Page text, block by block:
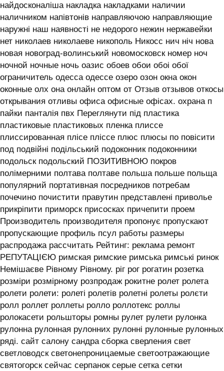
найдосконаліша накладка накладками наличии
наличником напівтонів направляючою направляющие
наружні наш наявності не недорого нежин нержавейки
нет николаев николаеве никополь Никосс нич ніч нова
новая новоград-волинський новомосковск номер ноч
ночной ночные ночь оазис обоев обои обоі обої
ограничитель одесса одессе озеро озон окна окон
оконные олх она онлайн оптом от Отзыв отзывов откосы
открывания отливы офиса офисные офісах. охрана п
пайки панталія пвх Переглянути під пластика
пластиковые пластиковых пленка плиссе
плиссированная плісе пліссе плюс плюсы по повісити
под подвійні подільський подоконник подоконники
подольск подольский ПОЗИТИВНОЮ покров
полімерними полтава полтаве польша польше польща
популярний портативная посредников потребам
почечино почистити правутин представлені приволье
прикріпити приморск присосках причепити проем
Производитель производителя пропонує пропускают
пропускающие профиль псул работы размеры
распродажа рассчитать Рейтинг: реклама ремонт
РЕПУТАЦІЄЮ римская римские римська римські ринок
Немішаєве Рівному Рівному. ріг рог рогатин розетка
розміри розмірному розпродаж рокитне ролет ролета
ролети ролети: ролеті ролетів ролетні ролеты ролєти
ролл роллет роллеты ролло роллотекс роллы
ролокасети рольшторы ромны рулет рулети рулонка
рулонна рулонная рулонних рулонні рулонные рулонных
ряді. сайт салону сандра сборка сверления свет
светловодск светонепроницаемые светоотражающие
святогорск сейчас серпанок серые сетка сетки